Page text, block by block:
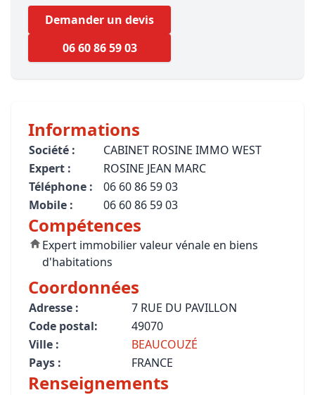
Demander un devis
06 60 86 59 03
Informations
Société :
CABINET ROSINE IMMO WEST
Expert :
ROSINE JEAN MARC
Téléphone :
06 60 86 59 03
Mobile :
06 60 86 59 03
Compétences
Expert immobilier valeur vénale en biens
d'habitations
Coordonnées
Adresse :
7 RUE DU PAVILLON
Code postal:
49070
Ville :
BEAUCOUZÉ
Pays :
FRANCE
Renseignements